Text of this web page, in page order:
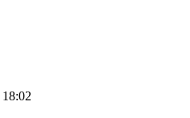
18:02